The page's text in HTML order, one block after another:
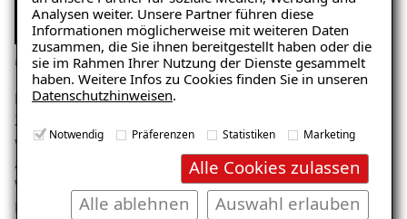
Analysen weiter. Unsere Partner führen diese
Informationen möglicherweise mit weiteren Daten
zusammen, die Sie ihnen bereitgestellt haben oder die
sie im Rahmen Ihrer Nutzung der Dienste gesammelt
haben. Weitere Infos zu Cookies finden Sie in unseren
Datenschutzhinweisen.
Notwendig Präferenzen Statistiken Marketing
Alle Cookies zulassen
Auswahl erlauben
Alle ablehnen
Innendämmung mit einer Mineralschaumplatte
Das Material der Platten besteht aus Sand, Kalk,
Zement und Wasser. Diese mineralischen Grundstoffe
werden zu dem feuchteunempfindlichen Dämmstoff
aufgeschäumt, der sehr leicht ist und eine geringe
Wärmeleitfähigkeit und somit eine gute
Dämmwirkung hat.
– jetzt kostenlos erhalten!
E-Mail eingeben